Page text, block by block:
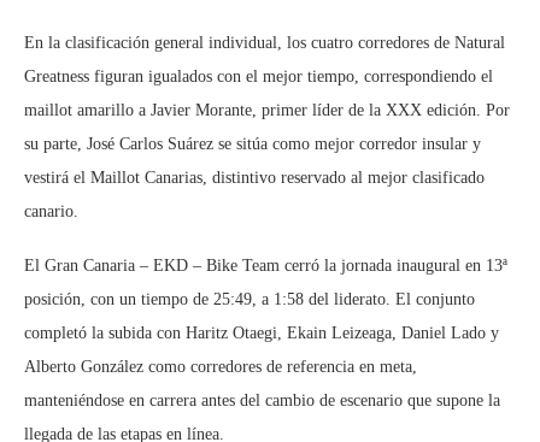
En la clasificación general individual, los cuatro corredores de Natural
Greatness figuran igualados con el mejor tiempo, correspondiendo el
maillot amarillo a Javier Morante, primer líder de la XXX edición. Por
su parte, José Carlos Suárez se sitúa como mejor corredor insular y
vestirá el Maillot Canarias, distintivo reservado al mejor clasificado
canario.
El Gran Canaria – EKD – Bike Team cerró la jornada inaugural en 13ª
posición, con un tiempo de 25:49, a 1:58 del liderato. El conjunto
completó la subida con Haritz Otaegi, Ekain Leizeaga, Daniel Lado y
Alberto González como corredores de referencia en meta,
manteniéndose en carrera antes del cambio de escenario que supone la
llegada de las etapas en línea.